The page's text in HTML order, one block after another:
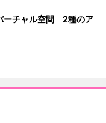
ーチャル空間 2種のア